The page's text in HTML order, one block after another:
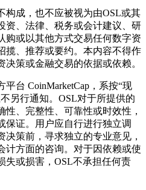
构成，也不应被视为由OSL或其
资、法律、税务或会计建议、研
购或以其他方式交易任何数字资
揽、推荐或要约。本内容不得作
策或金融交易的依据或依赖。
台 CoinMarketCap，系按“现
另行通知。OSL对于所提供的
、完整性、可靠性或时效性，
保证。用户应自行进行独立调
策前，寻求独立的专业意见，
计方面的咨询。对于因依赖或使
失或损害，OSL不承担任何责